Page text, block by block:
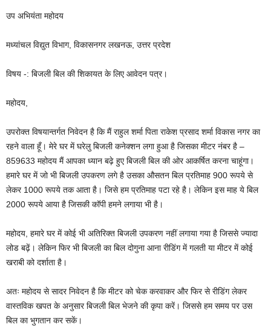
उप अभियंता महोदय
मध्यांचल विद्युत विभाग, विकासनगर लखनऊ, उत्तर प्रदेश
विषय -: बिजली बिल की शिकायत के लिए आवेदन पत्र।
महोदय,
उपरोक्त विषयान्तर्गत निवेदन है कि मैं राहुल शर्मा पिता राकेश प्रसाद शर्मा विकास नगर का
रहने वाला हूँ। मेरे घर में घरेलु बिजली कनेक्शन लगा हुआ है जिसका मीटर नंबर है –
859633 महोदय मैं आपका ध्यान बढ़े हुए बिजली बिल की ओर आकर्षित करना चाहूंगा।
हमारे घर में जो भी बिजली उपकरण लगे है उसका औसतन बिल प्रतिमाह 900 रूपये से
लेकर 1000 रूपये तक आता है। जिसे हम प्रतिमाह पटा रहे है। लेकिन इस माह ये बिल
2000 रूपये आया है जिसकी कॉपी हमने लगाया भी है।
महोदय, हमारे घर में कोई भी अतिरिक्त बिजली उपकरण नहीं लगाया गया है जिससे ज्यादा
लोड बढ़ें। लेकिन फिर भी बिजली का बिल दोगुना आना रीडिंग में गलती या मीटर में कोई
खराबी को दर्शाता है।
अतः महोदय से सादर निवेदन है कि मीटर को चेक करवाकर और फिर से रीडिंग लेकर
वास्तविक खपत के अनुसार बिजली बिल भेजने की कृपा करें। जिससे हम समय पर उस
बिल का भुगतान कर सकें।